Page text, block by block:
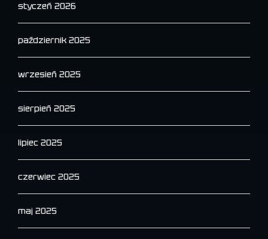
styczeń 2026
październik 2025
wrzesień 2025
sierpień 2025
lipiec 2025
czerwiec 2025
maj 2025